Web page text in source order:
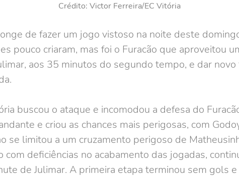
Crédito: Victor Ferreira/EC Vitória
de fazer um jogo vistoso na noite deste
pouco criaram, mas foi o Furacão que aproveitou
aos 35 minutos do segundo tempo, e dar
buscou o ataque e incomodou a defesa do
e criou as chances mais perigosas, com
se limitou a um cruzamento perigoso de
com deficiências no acabamento das jogadas,
de Julimar. A primeira etapa terminou sem gols